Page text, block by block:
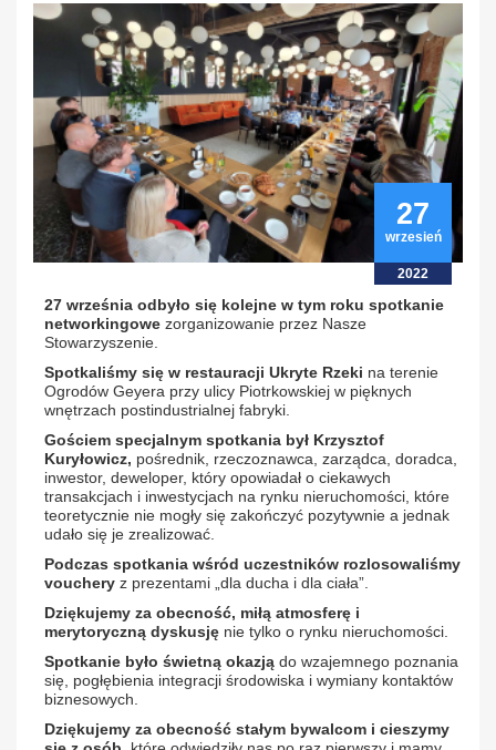
27
wrzesień
2022
27 września odbyło się kolejne w tym roku spotkanie
networkingowe zorganizowanie przez Nasze
Stowarzyszenie.
Spotkaliśmy się w restauracji Ukryte Rzeki na terenie
Ogrodów Geyera przy ulicy Piotrkowskiej w pięknych
wnętrzach postindustrialnej fabryki.
Gościem specjalnym spotkania był Krzysztof
Kuryłowicz, pośrednik, rzeczoznawca, zarządca, doradca,
inwestor, deweloper, który opowiadał o ciekawych
transakcjach i inwestycjach na rynku nieruchomości, które
teoretycznie nie mogły się zakończyć pozytywnie a jednak
udało się je zrealizować.
Podczas spotkania wśród uczestników rozlosowaliśmy
vouchery z prezentami „dla ducha i dla ciała”.
Dziękujemy za obecność, miłą atmosferę i
merytoryczną dyskusję nie tylko o rynku nieruchomości.
Spotkanie było świetną okazją do wzajemnego poznania
się, pogłębienia integracji środowiska i wymiany kontaktów
biznesowych.
Dziękujemy za obecność stałym bywalcom i cieszymy